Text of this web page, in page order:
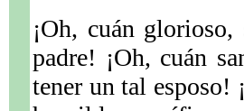
¡Oh, cuán
padre! ¡Oh, cuán
tener un tal esposo!